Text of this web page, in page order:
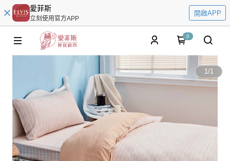
愛菲斯
立刻使用官方APP
開啟APP
0
1/1